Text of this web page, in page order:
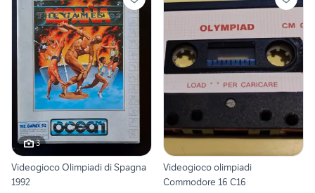
3
Videogioco Olimpiadi di Spagna
1992
Videogioco olimpiadi
Commodore 16 C16